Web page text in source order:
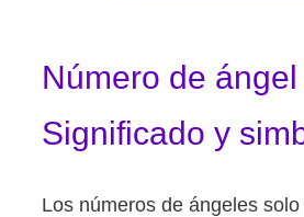
Número de
Significado y
Los números de ángeles